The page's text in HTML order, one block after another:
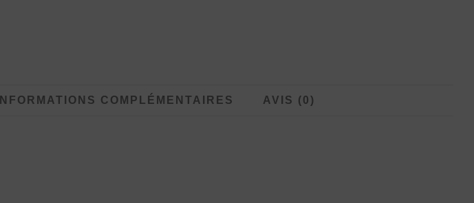
INFORMATIONS COMPLÉMENTAIRES AVIS (0)